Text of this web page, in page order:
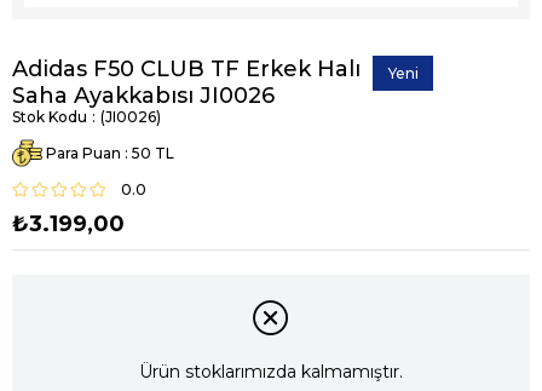
Adidas F50 CLUB TF Erkek Halı
Saha Ayakkabısı JI0026
Yeni
Stok Kodu
(JI0026)
Para Puan : 50
0.0
₺3.199,00
Ürün stoklarımızda kalmamıştır.